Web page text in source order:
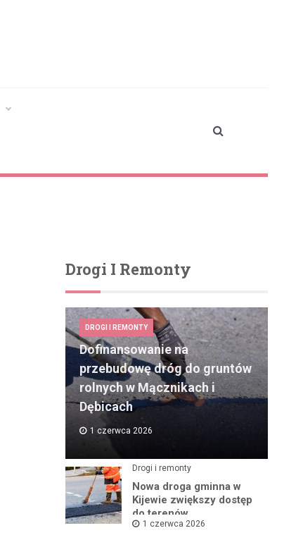
Drogi I Remonty
DROGI I REMONTY
Dofinansowanie na
przebudowę dróg do gruntów
rolnych w Mącznikach i
Dębicach
1 czerwca 2026
Drogi i remonty
Nowa droga gminna w
Kijewie zwiększy dostęp
do terenów
inwestycyjnych
1 czerwca 2026